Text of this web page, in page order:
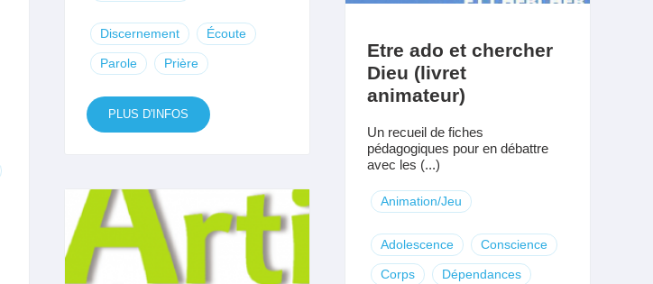
Discernement Écoute
Parole Prière
PLUS D'INFOS
Etre ado et chercher
Dieu (livret
animateur)
Un recueil de fiches
pédagogiques pour en débattre
avec les (...)
Animation/Jeu
Adolescence Conscience
Corps Dépendances